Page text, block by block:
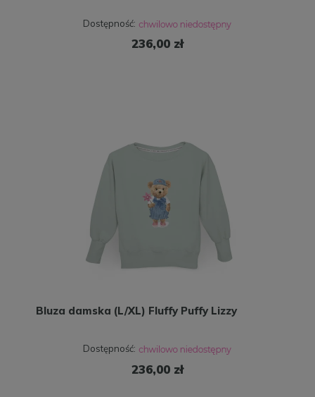
Dostępność:
236,00 zł
Bluza damska (L/XL) Fluffy Puffy Lizzy
Dostępność:
236,00 zł